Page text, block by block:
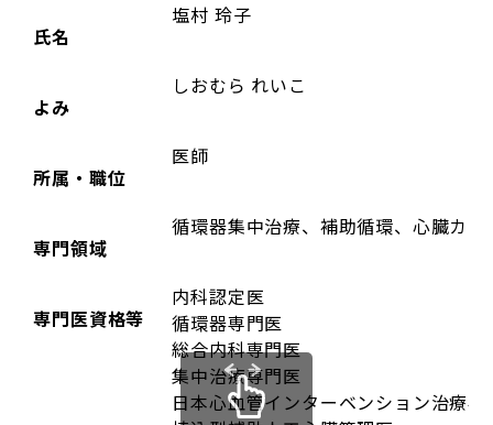
氏名
塩村 玲子
よみ
しおむら れいこ
所属・職位
医師
専門領域
循環器集中治療、補助循環、心臓カテ
専門医資格等
内科認定医
循環器専門医
総合内科専門医
集中治療専門医
日本心血管インターベンション治療学